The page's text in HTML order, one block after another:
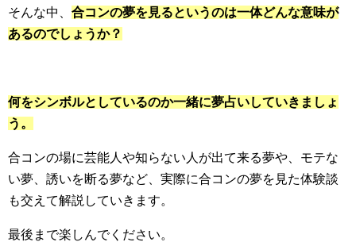
そんな中、 合コンの夢を見るというのは一体どんな意味が
あるのでしょうか？
何をシンボルとしているのか一緒に夢占いしていきましょ
う。
合コンの場に芸能人や知らない人が出て来る夢や、モテな
い夢、誘いを断る夢など、実際に合コンの夢を見た体験談
も交えて解説していきます。
最後まで楽しんでください。